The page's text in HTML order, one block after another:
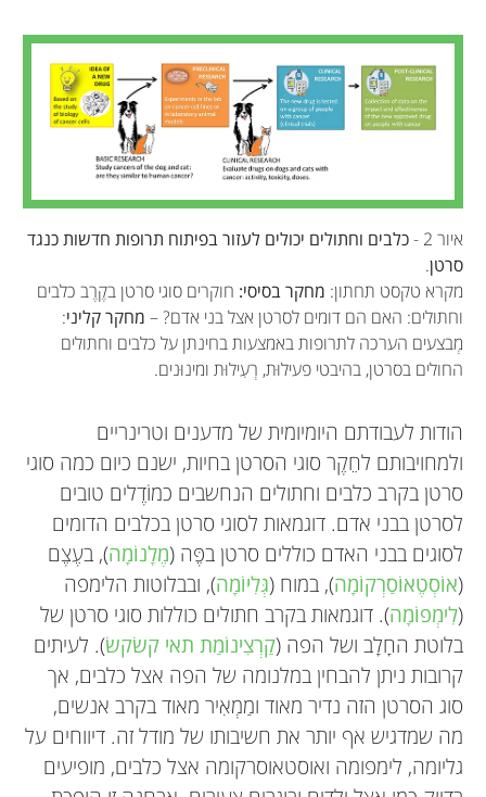
Laura Bongiovanni
ד"ר Bongiovanni היא מומחית לווטרינריה פּתוֹלוֹגית
שהקדישה את הקריירה שלה לחֵקֶר סרטן בקרב כלבים
כמודל לסרטן בבני אדם, במטרה לְפַתח בדיקות חדשות
Philip J. Bergman
ד"ר Bergman הוא מומחה לאונקולוגיה וטרינרית
שהקדיש את חייו לריפוי חיות חולות סרטן. לאחר
שסיים את בית הספר לווטרינריה במדינת קוֹלוֹרדוֹ,
ארה"ב ב-1990, הֵחֵל לעבוד כאונקולוג. הוא השלים
Alain de Bruin
פרופ’ de Bruin הוא מומחה לפתולוגיה וטרינרית.
הקדיש את הקריירה שלו לחֵקֶר הביולוגיה של תאי
סרטן וחיות מודל עבור סרטן אנושי. קיבל תואר דוקטור
לרפואה וטרינרית ב-1994 מאוניברסיטת הָנוֹבֶר
Isabelle
גיל: 11
איור 2 -
כלבים וחתולים יכולים לעזור בפיתוח תרופות חדשות כנגד
סרטן.
מקרא טקסט תחתון: מחקר בסיסי: חוקרים סוגי סרטן בקֶרֶב כלבים
וחתולים: האם הם דומים לסרטן אצל בני אדם? – מחקר קליני:
מְבצעים הערכה לתרופות באמצעות בחינתן על כלבים וחתולים
החולים בסרטן, בהיבטי פעילוּת, רְעִילוּת ומינוּנים.
הודות לעבודתם היומיומית של מדענים וטרינריים
ולמחויבותם לחֵקֶר סוגי הסרטן בחיות, ישנם כיום כמה סוגי
סרטן בקרב כלבים וחתולים הנחשבים כמוֹדֶלים טובים
לסרטן בבני אדם. דוגמאות לסוגי סרטן בכלבים הדומים
לסוגים בבני האדם כוללים סרטן בפֶּה (מֶלָנוֹמָה), בעֶצֶם
(אוֹסְטֶאוֹסַרְקוֹמָה), במוח (גְּלִיוֹמָה), ובבלוטות הלימפה
(לִימְפוֹמָה). דוגמאות בקרב חתולים כוללות סוגי סרטן של
בלוטת החָלָב ושל הפה (קַרְצִינוֹמַת תאי קשׂקשׂ). לעיתים
קרובות ניתן להבחין במלנומה של הפה אצל כלבים, אך
סוג הסרטן הזה נדיר מאוד ומַמְאִיר מאוד בקרב אנשים,
מה שמדגיש אף יותר את חשיבותו של מודל זה. דיווחים על
גליומה, לימפומה ואוסטאוסרקומה אצל כלבים, מופיעים